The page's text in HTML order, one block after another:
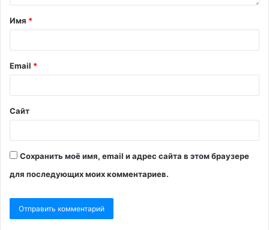
Имя *
Email *
Сайт
Сохранить моё имя, email и адрес сайта в этом браузере
для последующих моих комментариев.